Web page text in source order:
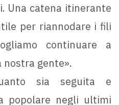
Una catena itinerante
per riannodare i fili
continuare a
gente».
sia seguita e
popolare negli ultimi